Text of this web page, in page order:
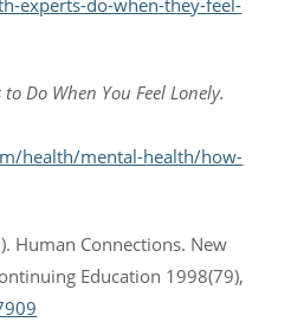
to Do When You Feel Lonely.
health/mental-health/how-
Human Connections. New
Education 1998(79),